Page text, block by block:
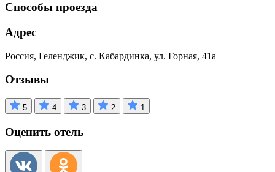
Способы проезда
Адрес
Россия, Геленджик, с. Кабардинка, ул. Горная, 41а
Отзывы
5 4 3 2 1
Оценить отель